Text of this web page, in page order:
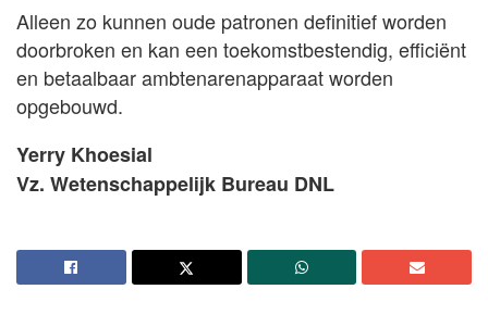
Alleen zo kunnen oude patronen definitief worden
doorbroken en kan een toekomstbestendig, efficiënt
en betaalbaar ambtenarenapparaat worden
opgebouwd.
Yerry Khoesial
Vz. Wetenschappelijk Bureau DNL